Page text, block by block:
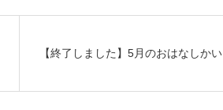
【終了しました】5月のおはなしかい